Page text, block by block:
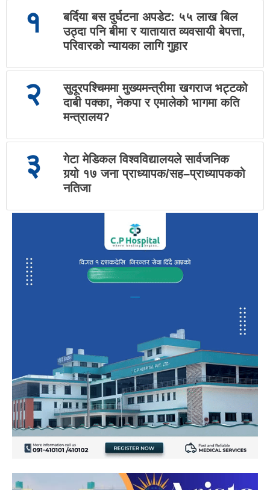
१
बर्दिया बस दुर्घटना अपडेट: ५५ लाख बिल
उठ्दा पनि बीमा र यातायात व्यवसायी बेपत्ता,
परिवारको न्यायका लागि गुहार
२
सुदूरपश्चिममा मुख्यमन्त्रीमा खगराज भट्टको
दाबी पक्का, नेकपा र एमालेको भागमा कति
मन्त्रालय?
३
गेटा मेडिकल विश्वविद्यालयले सार्वजनिक
गर्‍यो १७ जना प्राध्यापक/सह–प्राध्यापकको
नतिजा